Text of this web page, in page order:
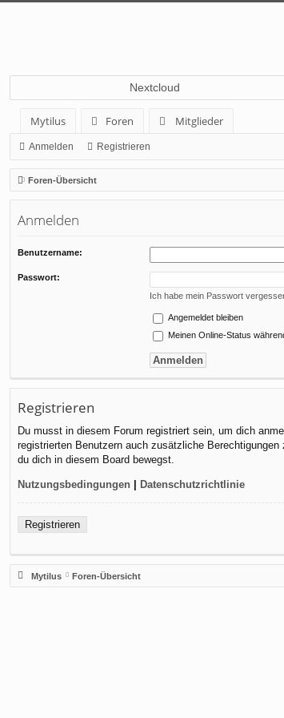
Nextcloud
Mytilus Foren
Mitglieder
Anmelden Registrieren
Foren-Übersicht
Anmelden
Benutzername:
Passwort:
Ich habe mein Passwort
Angemeldet bleiben
Meinen Online-Status
Registrieren
Du musst in diesem Forum registriert sein, um dich
registrierten Benutzern auch zusätzliche
du dich in diesem Board bewegst.
Nutzungsbedingungen | Datenschutzrichtlinie
Registrieren
Mytilus Foren-Übersicht